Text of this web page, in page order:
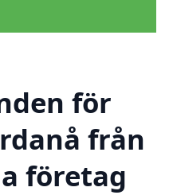
för
från
företag